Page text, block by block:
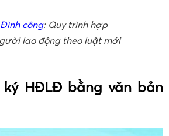
Đình công: Quy trình hợp
lao động theo luật mới
HĐLĐ bằng văn bản